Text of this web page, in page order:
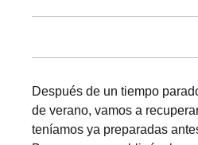
Después de un tiempo
de verano, vamos a
teníamos ya preparadas